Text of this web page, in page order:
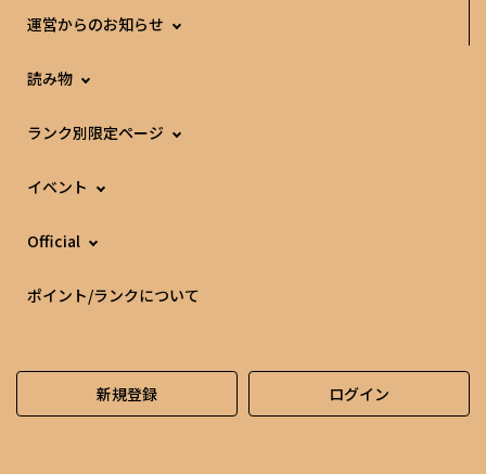
運営からのお知らせ
読み物
ランク別限定ページ
イベント
Official
ポイント/ランクについて
新規登録 ログイン